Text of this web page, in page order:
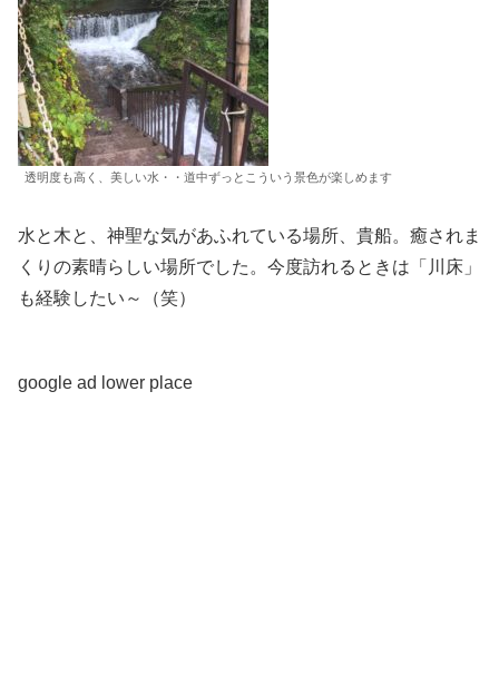
透明度も高く、美しい水・・道中ずっとこういう景色が楽しめます
水と木と、神聖な気があふれている場所、貴船。癒されま
くりの素晴らしい場所でした。今度訪れるときは「川床」
も経験したい～（笑）
google ad lower place